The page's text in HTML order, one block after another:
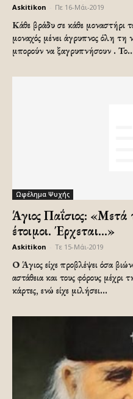
Askitikon Πε 16-Μάι-2019
Κάθε βράδυ σε κάθε μοναστήρι
μοναχός μένει άγρυπνος όλη τη
μπορούν να ξαγρυπνήσουν .
Ωφέλημα Ψυχής
Άγιος Παΐσιος: «Μετά
έτοιμοι. Έρχεται…»
Askitikon Τε 15-Μάι-2019
Ο Άγιος είχε προβλέψει όσα
αστάθεια και τους φόρους μέχρι
κάρτες, ενώ είχε μιλήσει...